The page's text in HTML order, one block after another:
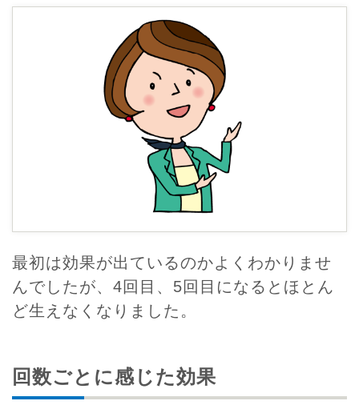
最初は効果が出ているのかよくわかりませ
んでしたが、4回目、5回目になるとほとん
ど生えなくなりました。
回数ごとに感じた効果